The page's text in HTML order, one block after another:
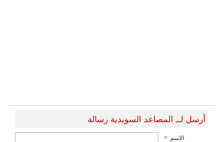
أرسل لــ المصاعد السويدية رسالة
الاسم *